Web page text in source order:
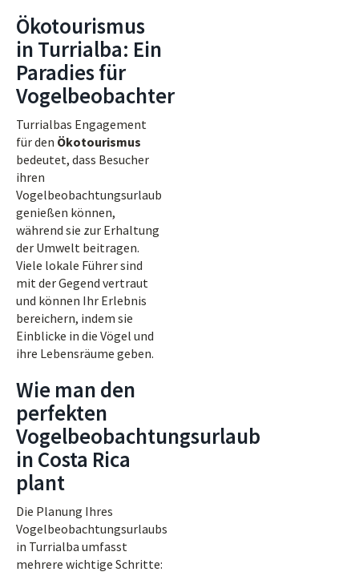
Ökotourismus
in Turrialba: Ein
Paradies für
Vogelbeobachter
Turrialbas Engagement
für den Ökotourismus
bedeutet, dass Besucher
ihren
Vogelbeobachtungsurlaub
genießen können,
während sie zur Erhaltung
der Umwelt beitragen.
Viele lokale Führer sind
mit der Gegend vertraut
und können Ihr Erlebnis
bereichern, indem sie
Einblicke in die Vögel und
ihre Lebensräume geben.
Wie man den
perfekten
Vogelbeobachtungsurlaub
in Costa Rica
plant
Die Planung Ihres
Vogelbeobachtungsurlaubs
in Turrialba umfasst
mehrere wichtige Schritte: